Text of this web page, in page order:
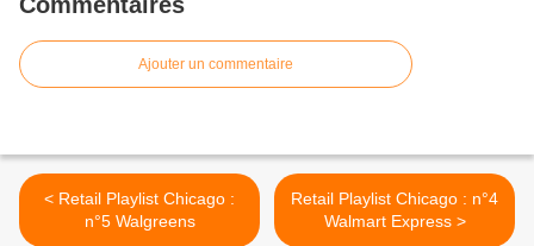
Ajouter un commentaire
< Retail Playlist Chicago :
n°5 Walgreens
Retail Playlist Chicago : n°4
Walmart Express >